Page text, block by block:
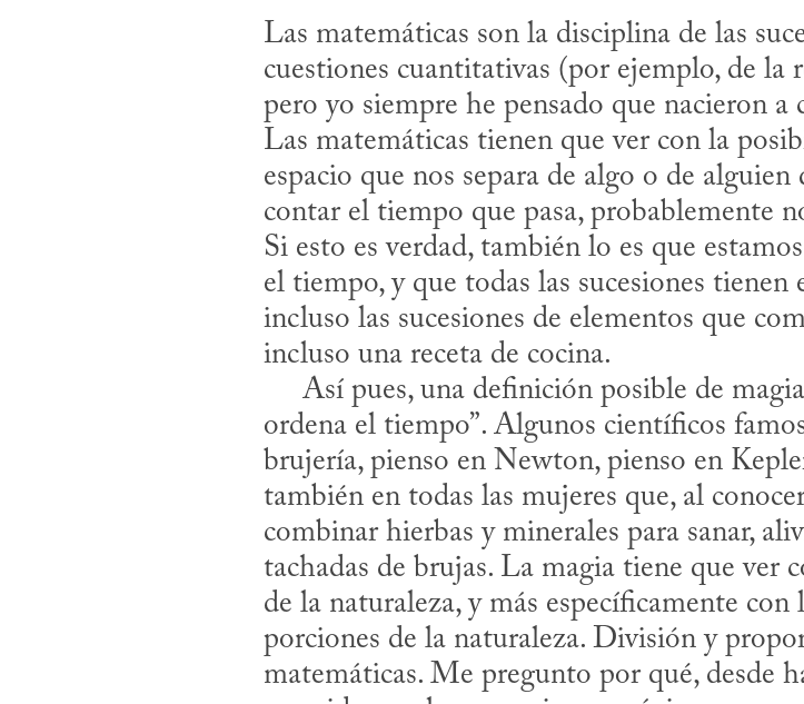
Las matemáticas son la disciplina de las
cuestiones cuantitativas (por ejemplo, de la
pero yo siempre he pensado que nacieron a
Las matemáticas tienen que ver con la
espacio que nos separa de algo o de
contar el tiempo que pasa, probablemente
Si esto es verdad, también lo es que
el tiempo, y que todas las sucesiones
incluso las sucesiones de elementos que
incluso una receta de cocina.
ordena el tiempo”. Algunos científicos
brujería, pienso en Newton, pienso en
también en todas las mujeres que, al
combinar hierbas y minerales para sanar,
tachadas de brujas. La magia tiene que
de la naturaleza, y más específicamente
porciones de la naturaleza. División y
matemáticas. Me pregunto por qué, desde